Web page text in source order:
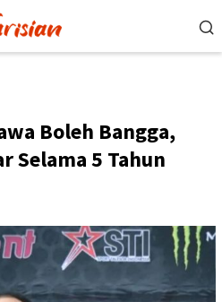
Boleh Bangga,
Selama 5 Tahun